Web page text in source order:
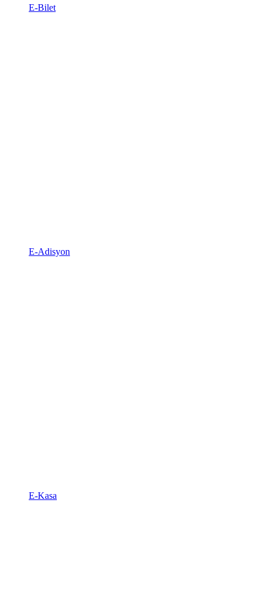
E-Bilet
E-Adisyon
E-Kasa